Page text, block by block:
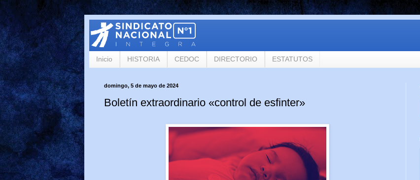
Inicio HISTORIA CEDOC DIRECTORIO ESTATUTOS
domingo, 5 de mayo de 2024
Boletín extraordinario «control de esfinter»